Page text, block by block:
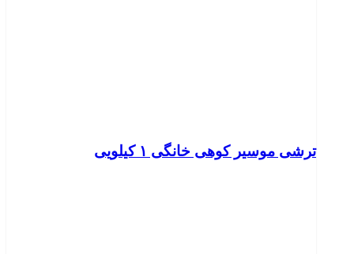
ترشی موسیر کوهی خانگی ۱ کیلویی